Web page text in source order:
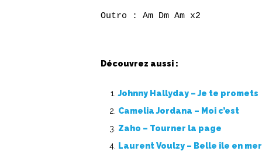
Découvrez aussi :
Johnny Hallyday – Je te promets
Camelia Jordana – Moi c’est
Zaho – Tourner la page
Laurent Voulzy – Belle île en mer